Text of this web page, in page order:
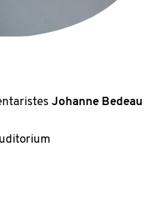
Johanne Bedeau